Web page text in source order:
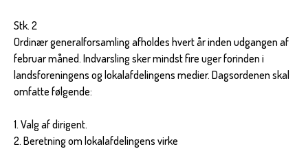
Stk. 2
Ordinær generalforsamling afholdes hvert år inden udgangen af
februar måned. Indvarsling sker mindst fire uger forinden i
landsforeningens og lokalafdelingens medier. Dagsordenen skal
omfatte følgende:
1. Valg af dirigent.
2. Beretning om lokalafdelingens virke